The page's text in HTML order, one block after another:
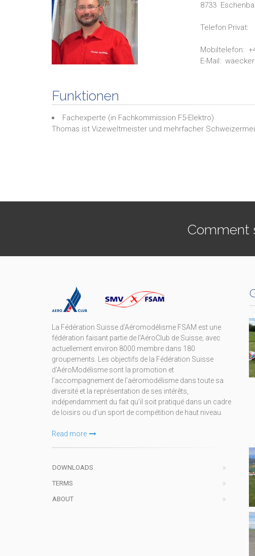
8733
Telefon Privat:
Mobiltelefon:
E-Mail:
Funktionen
Fachexperte (in Fachkommission F5-Elektro)
Thomas ist Vizeweltmeister und mehrfacher
Comment
La Fédération Suisse d’Aéromodélisme FSAM est une
fédération faisant partie de l’AéroClub de Suisse, avec
actuellement environ 8000 membre dans 180
groupements. Les objectifs de la Fédération Suisse
d’AéroModélisme sont la promotion et
l’accompagnement de l’aéromodélisme dans toute sa
diversité et la représentation de ses intérêts,
indépendamment du fait qu’il soit pratiqué dans un cadre
de loisirs ou d’un sport de compétition de haut niveau.
Read more
DOWNLOADS
TERMS
ABOUT